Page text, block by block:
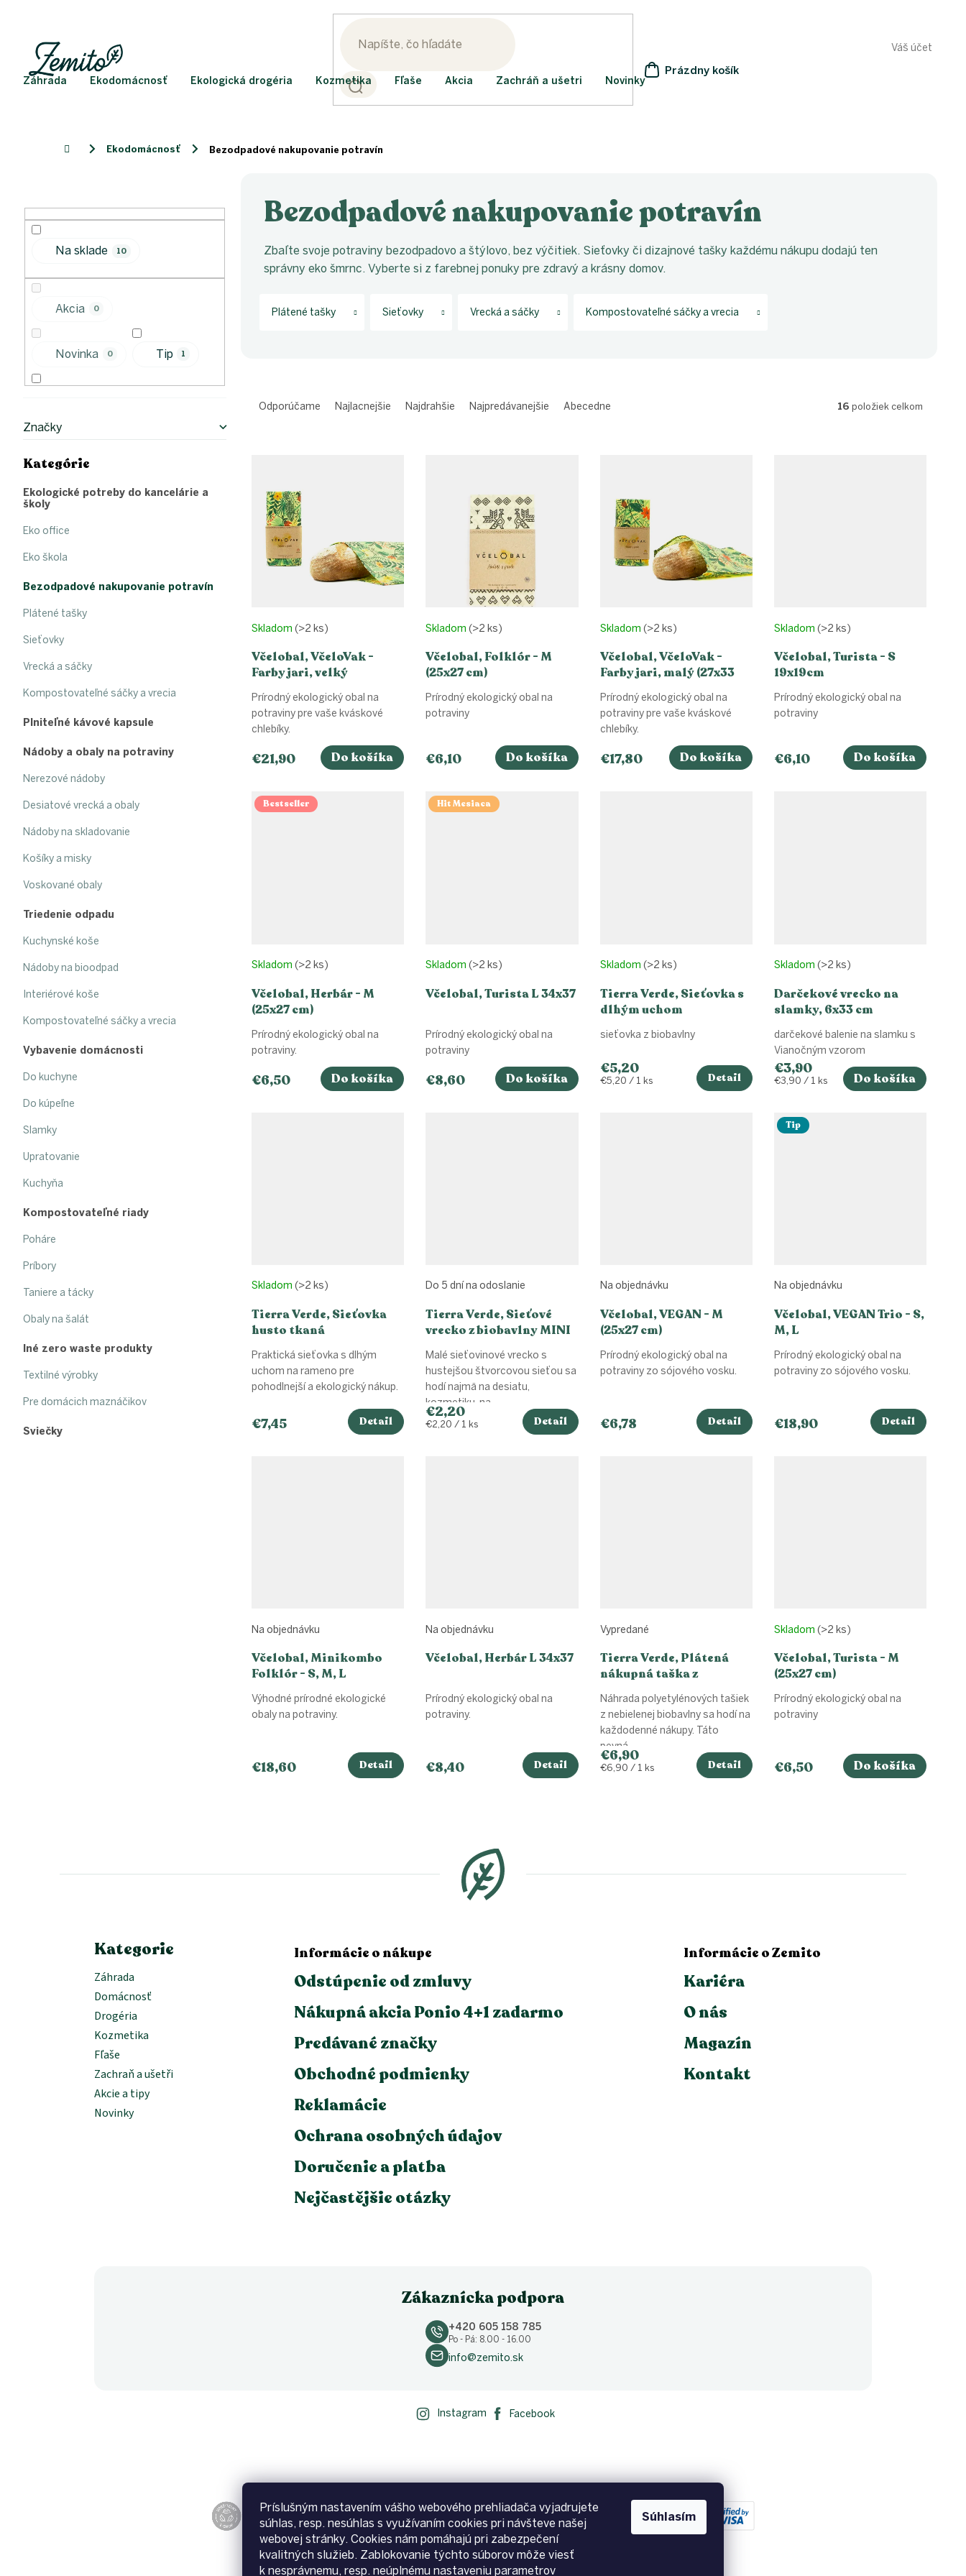
Príslušným nastavením vášho webového prehliadača vyjadrujete
súhlas, resp. nesúhlas s využívaním cookies pri návšteve našej
webovej stránky. Cookies nám pomáhajú pri zabezpečení
kvalitných služieb. Zablokovanie týchto súborov môže viesť
k nesprávnemu, resp. neúplnému nastaveniu parametrov
Súhlasím
Váš účet
NÁKUPNÝ
Prázdny košík
Záhrada Ekodomácnosť Ekologická drogéria Kozmetika Fľaše Akcia Zachráň a ušetri Novinky
DomovEkodomácnosť Bezodpadové nakupovanie potravín
Na sklade 10
Akcia 0
Novinka 0 Tip 1
Bestseller
Značky
Preskočiť
Kategórie
Ekologické potreby do kancelárie a
školy
Eko office
Eko škola
Bezodpadové nakupovanie potravín
Plátené tašky
Sieťovky
Vrecká a sáčky
Kompostovateľné sáčky a vrecia
Plniteľné kávové kapsule
Nádoby a obaly na potraviny
Nerezové nádoby
Desiatové vrecká a obaly
Nádoby na skladovanie
Košíky a misky
Voskované obaly
Triedenie odpadu
Kuchynské koše
Nádoby na bioodpad
Interiérové koše
Kompostovateľné sáčky a vrecia
Vybavenie domácnosti
Do kuchyne
Do kúpeľne
Slamky
Upratovanie
Kuchyňa
Kompostovateľné riady
Poháre
Príbory
Taniere a tácky
Obaly na šalát
Iné zero waste produkty
Textilné výrobky
Pre domácich maznáčikov
Sviečky
Bezodpadové nakupovanie potravín
Zbaľte svoje potraviny bezodpadovo a štýlovo, bez výčitiek. Sieťovky či dizajnové tašky každému nákupu dodajú ten
správny eko šmrnc. Vyberte si z farebnej ponuky pre zdravý a krásny domov.
Plátené tašky Sieťovky Vrecká a sáčky Kompostovateľné sáčky a vrecia
a
v
Odporúčame Najlacnejšie Najdrahšie Najpredávanejšie Abecedne 16 položiek celkom
Včelobal, VčeloVak -
Farby jari, velký
Skladom (>2 ks)
€21,90 Do košíka
Prírodný ekologický obal na
potraviny pre vaše kváskové
chlebíky.
Včelobal, Folklór - M
(25x27 cm)
Skladom(>2 ks)
€6,10 Do košíka
Prírodný ekologický obal na
potraviny
Včelobal, VčeloVak -
Farby jari, malý (27x33
Skladom (>2 ks)
€17,80 Do košíka
Prírodný ekologický obal na
potraviny pre vaše kváskové
chlebíky.
Včelobal, Turista - S
19x19cm
Skladom (>2 ks)
€6,10 Do košíka
Prírodný ekologický obal na
potraviny
Bestseller
Včelobal, Herbár - M
(25x27 cm)
Skladom (>2 ks)
€6,50 Do košíka
Prírodný ekologický obal na
potraviny.
Hit Mesiaca
Včelobal, Turista L 34x37
Skladom(>2 ks)
€8,60 Do košíka
Prírodný ekologický obal na
potraviny
Tierra Verde, Sieťovka s
dlhým uchom
Skladom (>2 ks)
€5,20
Jednotková
€5,20 / 1 ks Detail
sieťovka z biobavlny
Darčekové vrecko na
slamky, 6x33 cm
Skladom (>2 ks)
€3,90
Jednotková
€3,90 / 1 ks Do košíka
darčekové balenie na slamku s
Vianočným vzorom
Tierra Verde, Sieťovka
husto tkaná
Skladom (>2 ks)
€7,45 Detail
Praktická sieťovka s dlhým
uchom na rameno pre
pohodlnejší a ekologický nákup.
Tierra Verde, Sieťové
vrecko z biobavlny MINI
(19x16cm)
Do 5 dní na odoslanie
€2,20
Jednotková
€2,20 / 1 ks Detail
Malé sieťovinové vrecko s
hustejšou štvorcovou sieťou sa
hodí najmä na desiatu,
kozmetiku, na...
Včelobal, VEGAN - M
(25x27 cm)
Na objednávku
€6,78 Detail
Prírodný ekologický obal na
potraviny zo sójového vosku.
Tip
Včelobal, VEGAN Trio - S,
M, L
Na objednávku
€18,90 Detail
Prírodný ekologický obal na
potraviny zo sójového vosku.
Včelobal, Minikombo
Folklór - S, M, L
Na objednávku
€18,60 Detail
Výhodné prírodné ekologické
obaly na potraviny.
Včelobal, Herbár L 34x37
Na objednávku
€8,40 Detail
Prírodný ekologický obal na
potraviny.
Tierra Verde, Plátená
nákupná taška z
Vypredané
€6,90
Jednotková
€6,90 / 1 ks Detail
Náhrada polyetylénových tašiek
z nebielenej biobavlny sa hodí na
každodenné nákupy. Táto
pevná...
Včelobal, Turista - M
(25x27 cm)
Skladom (>2 ks)
€6,50 Do košíka
Prírodný ekologický obal na
potraviny
a
Kategorie
Záhrada
Domácnosť
Drogéria
Kozmetika
Fľaše
Zachraň a ušetři
Akcie a tipy
Novinky
Informácie o nákupe
Odstúpenie od zmluvy
Nákupná akcia Ponio 4+1 zadarmo
Predávané značky
Obchodné podmienky
Reklamácie
Ochrana osobných údajov
Doručenie a platba
Nejčastějšie otázky
Informácie o Zemito
Kariéra
O nás
Magazín
Kontakt
Zákaznícka podpora
+420 605 158 785
Po - Pá: 8.00 - 16.00
info@zemito.sk
Instagram Facebook